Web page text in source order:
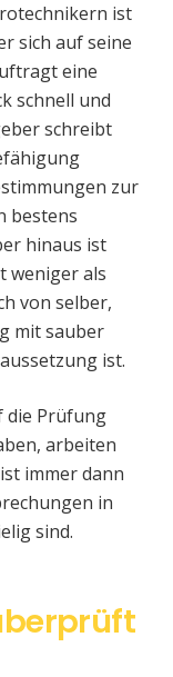
ist
sich auf seine
eine
schnell und
schreibt
zur
bestens
hinaus ist
weniger als
von selber,
mit sauber
ist.
die Prüfung
arbeiten
immer dann
in
sind.